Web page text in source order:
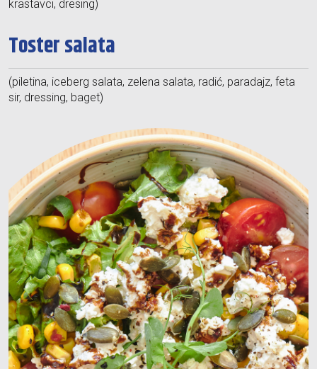
krastavci, dresing)
Toster salata
(piletina, iceberg salata, zelena salata, radić, paradajz, feta
sir, dressing, baget)